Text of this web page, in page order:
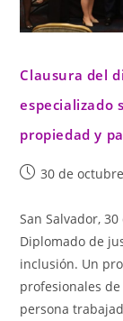
Clausura del
especializado
propiedad y
30 de
San Salvador,
Diplomado de
inclusión. Un
profesionales
persona